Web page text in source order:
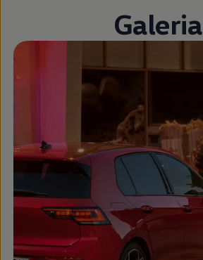
Galeria
Zamknij widok pełnoekranowy